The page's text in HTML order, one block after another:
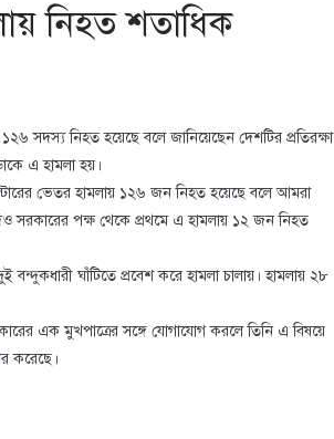
নিহত শতাধিক
১২৬ সদস্য নিহত হয়েছে বলে জানিয়েছেন দেশটির প্রতিরক্ষা
এ হামলা হয়।
ভেতর হামলায় ১২৬ জন নিহত হয়েছে বলে আমরা
সরকারের পক্ষ থেকে প্রথমে এ হামলায় ১২ জন নিহত
ঘাঁটিতে প্রবেশ করে হামলা চালায়। হামলায় ২৮
এক মুখপাত্রের সঙ্গে যোগাযোগ করলে তিনি এ বিষয়ে
করেছে।